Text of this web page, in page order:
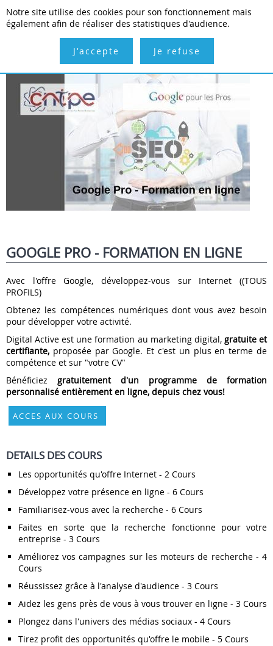
Inscription gratuite Connexion
GOOGLE PRO - FORMATION EN LIGNE
Avec l'offre Google, développez-vous sur Internet ((TOUS
PROFILS)
Obtenez les compétences numériques dont vous avez besoin
pour développer votre activité.
Digital Active est une formation au marketing digital, gratuite et
certifiante, proposée par Google. Et c'est un plus en terme de
compétence et sur "votre CV"
Bénéficiez gratuitement d'un programme de formation
personnalisé entièrement en ligne, depuis chez vous!
ACCES AUX COURS
DETAILS DES COURS
Les opportunités qu'offre Internet - 2 Cours
Développez votre présence en ligne - 6 Cours
Familiarisez-vous avec la recherche - 6 Cours
Faites en sorte que la recherche fonctionne pour votre
entreprise - 3 Cours
Améliorez vos campagnes sur les moteurs de recherche - 4
Cours
Réussissez grâce à l'analyse d'audience - 3 Cours
Aidez les gens près de vous à vous trouver en ligne - 3 Cours
Plongez dans l'univers des médias sociaux - 4 Cours
Tirez profit des opportunités qu'offre le mobile - 5 Cours
Notre site utilise des cookies pour son fonctionnement mais
également afin de réaliser des statistiques d'audience.
J'accepte Je refuse